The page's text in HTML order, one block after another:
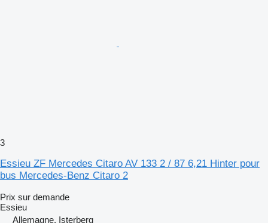
3
Essieu ZF Mercedes Citaro AV 133 2 / 87 6,21 Hinter pour
bus Mercedes-Benz Citaro 2
Prix sur demande
Essieu
Allemagne, Isterberg